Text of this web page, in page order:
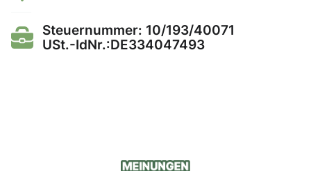
Steuernummer: 10/193/40071
USt.-IdNr.:DE334047493